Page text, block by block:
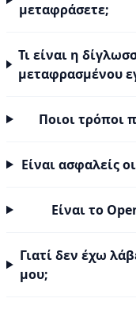
μεταφράσετε;
Τι είναι η
μεταφρασμένου
Ποιοι τρόποι
Είναι ασφαλείς
Είναι το
Γιατί δεν έχω
μου;